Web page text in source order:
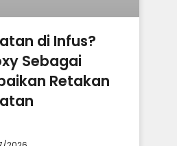
di Infus?
Sebagai
Retakan